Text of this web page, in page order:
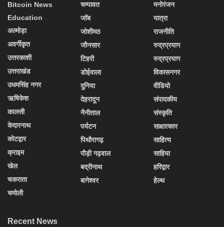
Bitcoin News
Education
अल्मोड़ा
अवर्गीकृत
उत्तरकाशी
उत्तराखंड
उधमसिंह नगर
ऋषिकेश
कालसी
केदारनाथ
कोटद्वार
क्राइम
खेल
चकराता
चमोली
चम्पावत
जॉब
जोशीमठ
जौनसार
टिहरी
डोईवाला
दुनिया
देहरादून
नैनीताल
पर्यटन
पिथौरागढ़
पौड़ी गढ़वाल
बद्रीनाथ
बागेश्वर
मनोरंजन
यात्रा
राजनीति
रुद्रप्रयाग
रुद्रप्रयाग
विकासनगर
वीडियो
संपादकीय
संस्कृति
साक्षात्कार
साहित्य
साहिया
हरिद्वार
हेल्थ
Recent News